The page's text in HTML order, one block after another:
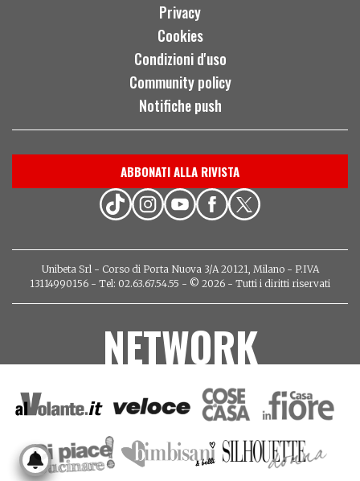
Privacy
Cookies
Condizioni d'uso
Community policy
Notifiche push
ABBONATI ALLA RIVISTA
Unibeta Srl - Corso di Porta Nuova 3/A 20121, Milano - P.IVA
13114990156 - Tel: 02.63.67.54.55 - © 2026 - Tutti i diritti riservati
NETWORK